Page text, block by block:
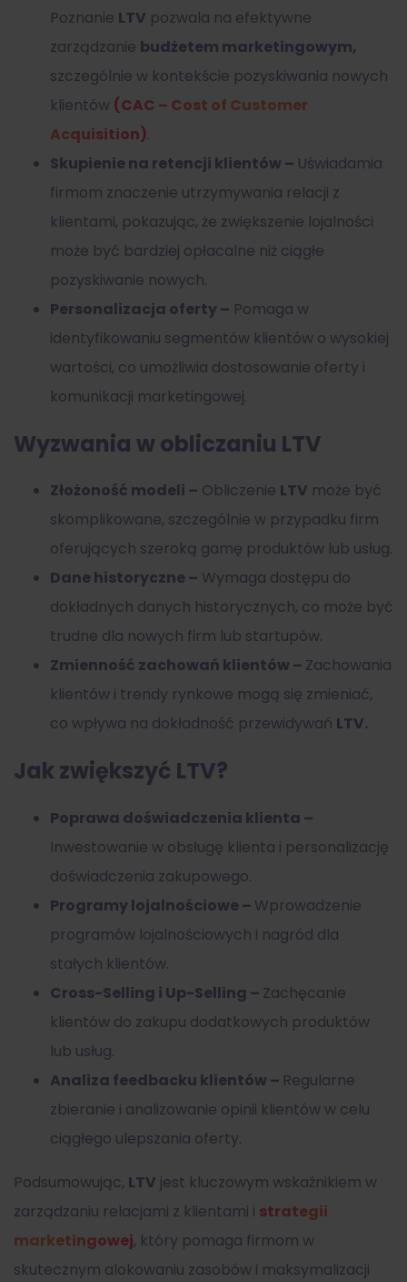
Poznanie LTV pozwala na efektywne
zarządzanie budżetem marketingowym,
szczególnie w kontekście pozyskiwania nowych
klientów (CAC – Cost of Customer
Acquisition).
Skupienie na retencji klientów – Uświadamia
firmom znaczenie utrzymywania relacji z
klientami, pokazując, że zwiększenie lojalności
może być bardziej opłacalne niż ciągłe
pozyskiwanie nowych.
Personalizacja oferty – Pomaga w
identyfikowaniu segmentów klientów o wysokiej
wartości, co umożliwia dostosowanie oferty i
komunikacji marketingowej.
Wyzwania w obliczaniu LTV
Złożoność modeli – Obliczenie LTV może być
skomplikowane, szczególnie w przypadku firm
oferujących szeroką gamę produktów lub usług.
Dane historyczne – Wymaga dostępu do
dokładnych danych historycznych, co może być
trudne dla nowych firm lub startupów.
Zmienność zachowań klientów – Zachowania
klientów i trendy rynkowe mogą się zmieniać,
co wpływa na dokładność przewidywań LTV.
Jak zwiększyć LTV?
Poprawa doświadczenia klienta –
Inwestowanie w obsługę klienta i personalizację
doświadczenia zakupowego.
Programy lojalnościowe – Wprowadzenie
programów lojalnościowych i nagród dla
stałych klientów.
Cross-Selling i Up-Selling – Zachęcanie
klientów do zakupu dodatkowych produktów
lub usług.
Analiza feedbacku klientów – Regularne
zbieranie i analizowanie opinii klientów w celu
ciągłego ulepszania oferty.
Podsumowując, LTV jest kluczowym wskaźnikiem w
zarządzaniu relacjami z klientami i strategii
marketingowej, który pomaga firmom w
skutecznym alokowaniu zasobów i maksymalizacji